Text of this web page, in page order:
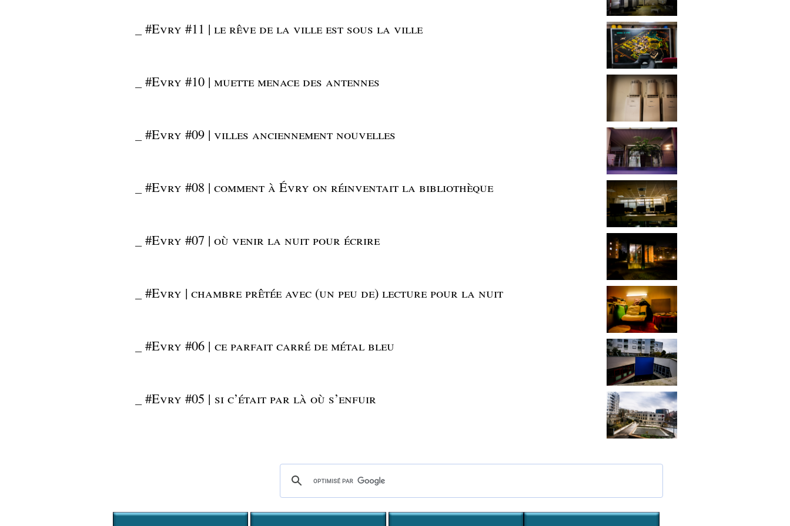
_#Evry #11 | le rêve de la ville est sous la ville
_#Evry #10 | muette menace des antennes
_#Evry #09 | villes anciennement nouvelles
_#Evry #08 | comment à Évry on réinventait la bibliothèque
_#Evry #07 | où venir la nuit pour écrire
_#Evry | chambre prêtée avec (un peu de) lecture pour la nuit
_#Evry #06 | ce parfait carré de métal bleu
_#Evry #05 | si c’était par là où s’enfuir